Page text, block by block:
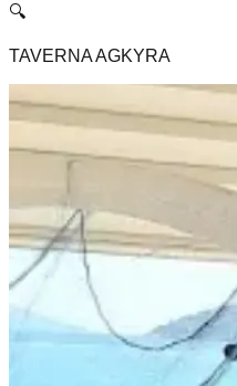
🔍
TAVERNA AGKYRA